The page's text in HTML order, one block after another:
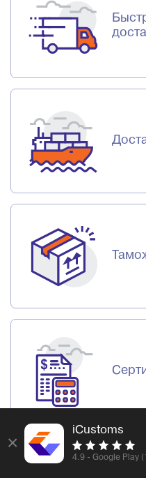
Доставка /
×
iCustoms
4.9 - Google Play